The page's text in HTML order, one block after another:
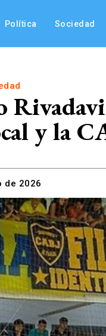
Política Sociedad
y la
de 2026